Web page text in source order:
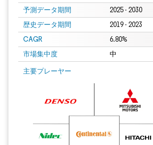
予測データ期間 2025 - 2030
歴史データ期間 2019 - 2023
CAGR 6.80%
市場集中度 中
主要プレーヤー